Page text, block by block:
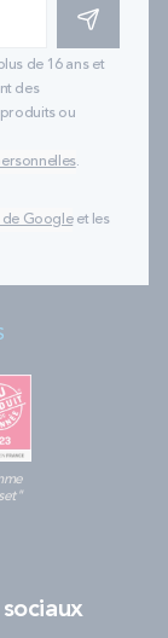
S'INSCRIRE
de 16 ans et
des
ou
.
de Googleet les